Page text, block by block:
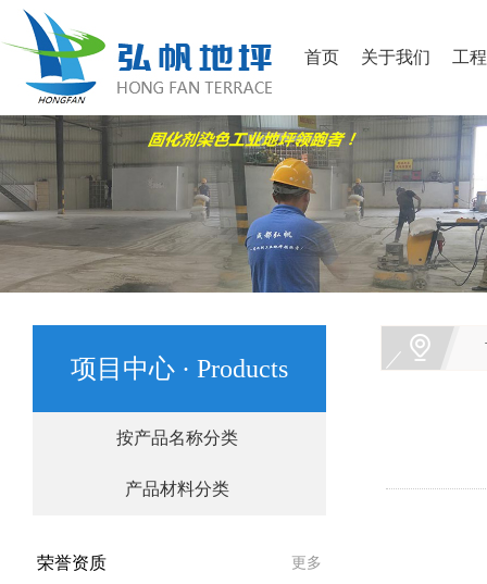
首页 关于我们 工
项目中心 · Products
按产品名称分类
产品材料分类
更多
荣誉资质